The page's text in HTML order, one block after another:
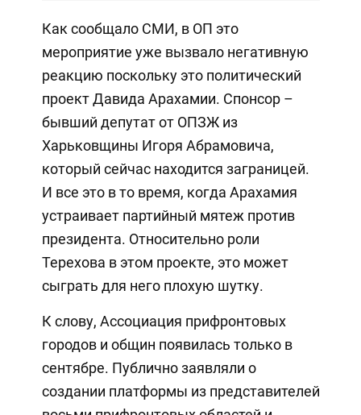
Как сообщало СМИ, в ОП это
мероприятие уже вызвало негативную
реакцию поскольку это политический
проект Давида Арахамии. Спонсор –
бывший депутат от ОПЗЖ из
Харьковщины Игоря Абрамовича,
который сейчас находится заграницей.
И все это в то время, когда Арахамия
устраивает партийный мятеж против
президента. Относительно роли
Терехова в этом проекте, это может
сыграть для него плохую шутку.
К слову, Ассоциация прифронтовых
городов и общин появилась только в
сентябре. Публично заявляли о
создании платформы из представителей